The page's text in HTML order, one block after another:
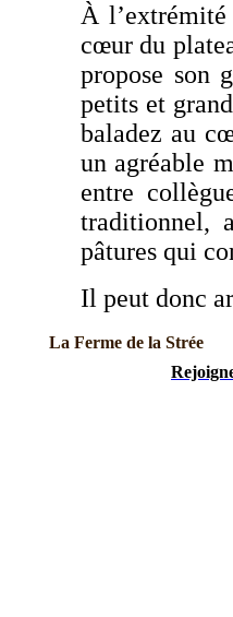
À
cœur du
propose son
petits et
baladez au
un agréable
entre
traditionnel,
pâtures qui
Il peut donc
La